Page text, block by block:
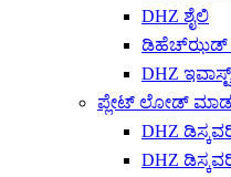
DHZ ಶೈಲಿ
ಡಿಹೆಚ್‌ಝಡ್
DHZ
ಪ್ಲೇಟ್ ಲೋಡ್
DHZ
DHZ